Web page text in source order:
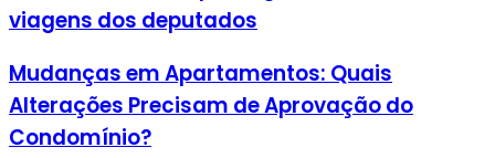
viagens dos deputados
Mudanças em Apartamentos: Quais
Alterações Precisam de Aprovação do
Condomínio?